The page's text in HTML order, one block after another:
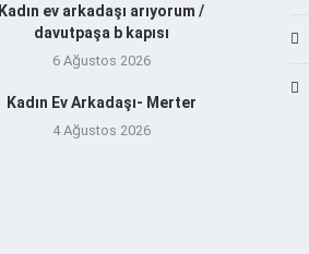
Kadın ev arkadaşı arıyorum /
davutpaşa b kapısı
6 Ağustos 2026
Kadın Ev Arkadaşı- Merter
4 Ağustos 2026